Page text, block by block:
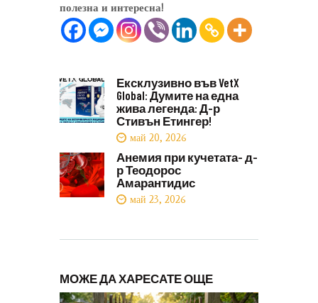
полезна и интересна!
Ексклузивно във VetX
Global: Думите на една
жива легенда: Д-р
Стивън Етингер!
май 20, 2026
Анемия при кучетата- д-
р Теодорос
Амарантидис
май 23, 2026
МОЖЕ ДА ХАРЕСАТЕ ОЩЕ